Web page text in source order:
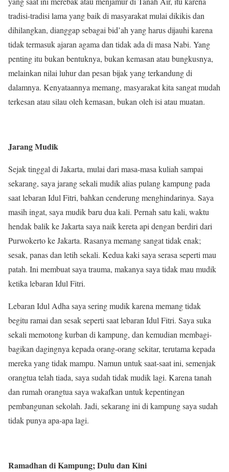
tradisi-tradisi lama yang baik di masyarakat mulai dikikis dan
dihilangkan, dianggap sebagai bid’ah yang harus dijauhi karena
tidak termasuk ajaran agama dan tidak ada di masa Nabi. Yang
penting itu bukan bentuknya, bukan kemasan atau bungkusnya,
melainkan nilai luhur dan pesan bijak yang terkandung di
dalamnya. Kenyataannya memang, masyarakat kita sangat mudah
terkesan atau silau oleh kemasan, bukan oleh isi atau muatan.
Jarang Mudik
Sejak tinggal di Jakarta, mulai dari masa-masa kuliah sampai
sekarang, saya jarang sekali mudik alias pulang kampung pada
saat lebaran Idul Fitri, bahkan cenderung menghindarinya. Saya
masih ingat, saya mudik baru dua kali. Pernah satu kali, waktu
hendak balik ke Jakarta saya naik kereta api dengan berdiri dari
Purwokerto ke Jakarta. Rasanya memang sangat tidak enak;
sesak, panas dan letih sekali. Kedua kaki saya serasa seperti mau
patah. Ini membuat saya trauma, makanya saya tidak mau mudik
ketika lebaran Idul Fitri.
Lebaran Idul Adha saya sering mudik karena memang tidak
begitu ramai dan sesak seperti saat lebaran Idul Fitri. Saya suka
sekali memotong kurban di kampung, dan kemudian membagi-
bagikan dagingnya kepada orang-orang sekitar, terutama kepada
mereka yang tidak mampu. Namun untuk saat-saat ini, semenjak
orangtua telah tiada, saya sudah tidak mudik lagi. Karena tanah
dan rumah orangtua saya wakafkan untuk kepentingan
pembangunan sekolah. Jadi, sekarang ini di kampung saya sudah
tidak punya apa-apa lagi.
Ramadhan di Kampung; Dulu dan Kini